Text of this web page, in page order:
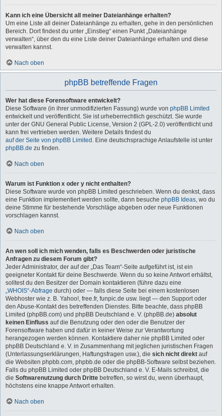
Kann ich eine Übersicht all meiner Dateianhänge erhalten?
Um eine Liste all deiner Dateianhänge zu erhalten, gehe in den persönlichen
Bereich. Dort findest du unter „Einstieg“ einen Punkt „Dateianhänge
verwalten“, über den du eine Liste deiner Dateianhänge erhalten und diese
verwalten kannst.
Nach oben
phpBB betreffende Fragen
Wer hat diese Forensoftware entwickelt?
Diese Software (in ihrer unmodifizierten Fassung) wurde von phpBB Limited
entwickelt und veröffentlicht. Sie ist urheberrechtlich geschützt. Sie wurde
unter der GNU General Public License, Version 2 (GPL-2.0) veröffentlicht und
kann frei vertrieben werden. Weitere Details findest du
auf der Seite von phpBB Limited . Eine deutschsprachige Anlaufstelle ist unter
phpBB.de zu finden.
Nach oben
Warum ist Funktion x oder y nicht enthalten?
Diese Software wurde von phpBB Limited geschrieben. Wenn du denkst, dass
eine Funktion implementiert werden sollte, dann besuche phpBB Ideas, wo du
deine Stimme für bestehende Vorschläge abgeben oder neue Funktionen
vorschlagen kannst.
Nach oben
An wen soll ich mich wenden, falls es Beschwerden oder juristische
Anfragen zu diesem Forum gibt?
Jeder Administrator, der auf der „Das Team“-Seite aufgeführt ist, ist ein
geeigneter Kontakt für deine Beschwerde. Wenn du so keine Antwort erhältst,
solltest du den Besitzer der Domain kontaktieren (führe dazu eine
„WHOIS“-Abfrage durch) oder — falls diese Seite bei einem kostenlosen
Webhoster wie z. B. Yahoo!, free.fr, funpic.de usw. liegt — den Support oder
den Abuse-Kontakt des betreffenden Dienstes. Bitte beachte, dass phpBB
Limited (phpBB.com) und phpBB Deutschland e. V. (phpBB.de) absolut
keinen Einfluss auf die Benutzung oder den oder die Benutzer der
Forensoftware haben und dafür in keiner Weise zur Verantwortung
herangezogen werden können. Kontaktiere daher nie phpBB Limited oder
phpBB Deutschland e. V. in Zusammenhang mit jeglichen juristischen Fragen
(Unterlassungserklärungen, Haftungsfragen usw.), die sich nicht direkt auf
die Websiten phpbb.com, phpbb.de oder die phpBB-Software selbst beziehen.
Falls du phpBB Limited oder phpBB Deutschland e. V. E-Mails schreibst, die
die Softwarenutzung durch Dritte betreffen, so wirst du, wenn überhaupt,
höchstens eine knappe Antwort erhalten.
Nach oben